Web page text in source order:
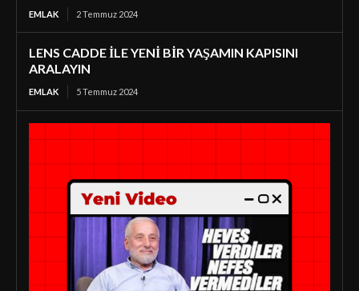
EMLAK 2 Temmuz 2024
LENS CADDE İLE YENİ BİR YAŞAMIN KAPISINI
ARALAYIN
EMLAK 5 Temmuz 2024